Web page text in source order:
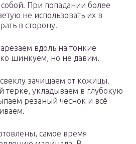
При попадании более
не использовать их в
в сторону.
вдоль на тонкие
шинкуем, но не давим.
зачищаем от кожицы.
терке, укладываем в глубокую
резаный чеснок и всё
самое время